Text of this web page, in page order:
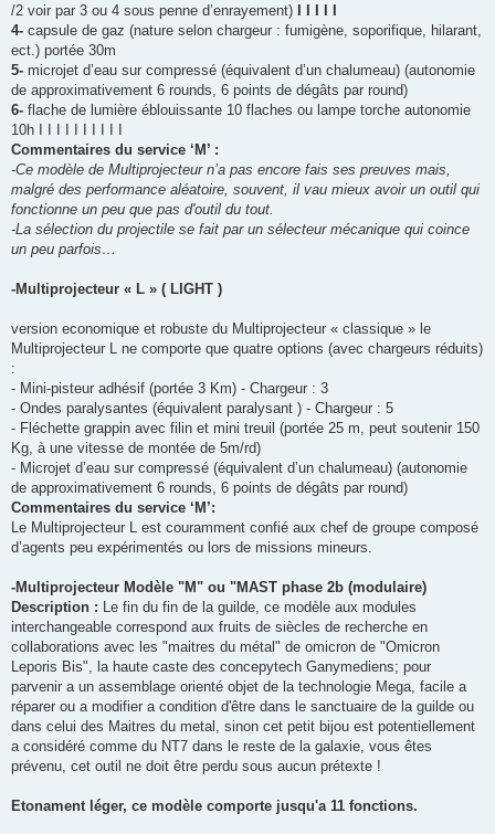
/2 voir par 3 ou 4 sous penne d’enrayement) I I I I I
4- capsule de gaz (nature selon chargeur : fumigène, soporifique, hilarant,
ect.) portée 30m
5- microjet d’eau sur compressé (équivalent d’un chalumeau) (autonomie
de approximativement 6 rounds, 6 points de dégâts par round)
6- flache de lumière éblouissante 10 flaches ou lampe torche autonomie
10h I I I I I I I I I I
Commentaires du service ‘M’ :
-Ce modèle de Multiprojecteur n’a pas encore fais ses preuves mais,
malgré des performance aléatoire, souvent, il vau mieux avoir un outil qui
fonctionne un peu que pas d'outil du tout.
-La sélection du projectile se fait par un sélecteur mécanique qui coince
un peu parfois…
-Multiprojecteur « L » ( LIGHT )
version economique et robuste du Multiprojecteur « classique » le
Multiprojecteur L ne comporte que quatre options (avec chargeurs réduits)
:
- Mini-pisteur adhésif (portée 3 Km) - Chargeur : 3
- Ondes paralysantes (équivalent paralysant ) - Chargeur : 5
- Fléchette grappin avec filin et mini treuil (portée 25 m, peut soutenir 150
Kg, à une vitesse de montée de 5m/rd)
- Microjet d’eau sur compressé (équivalent d’un chalumeau) (autonomie
de approximativement 6 rounds, 6 points de dégâts par round)
Commentaires du service ‘M’:
Le Multiprojecteur L est couramment confié aux chef de groupe composé
d’agents peu expérimentés ou lors de missions mineurs.
-Multiprojecteur Modèle "M" ou "MAST phase 2b (modulaire)
Description : Le fin du fin de la guilde, ce modèle aux modules
interchangeable correspond aux fruits de siècles de recherche en
collaborations avec les "maitres du métal" de omicron de "Omicron
Leporis Bis", la haute caste des concepytech Ganymediens; pour
parvenir a un assemblage orienté objet de la technologie Mega, facile a
réparer ou a modifier a condition d'être dans le sanctuaire de la guilde ou
dans celui des Maitres du metal, sinon cet petit bijou est potentiellement
a considéré comme du NT7 dans le reste de la galaxie, vous êtes
prévenu, cet outil ne doit être perdu sous aucun prétexte !
Etonament léger, ce modèle comporte jusqu'a 11 fonctions.